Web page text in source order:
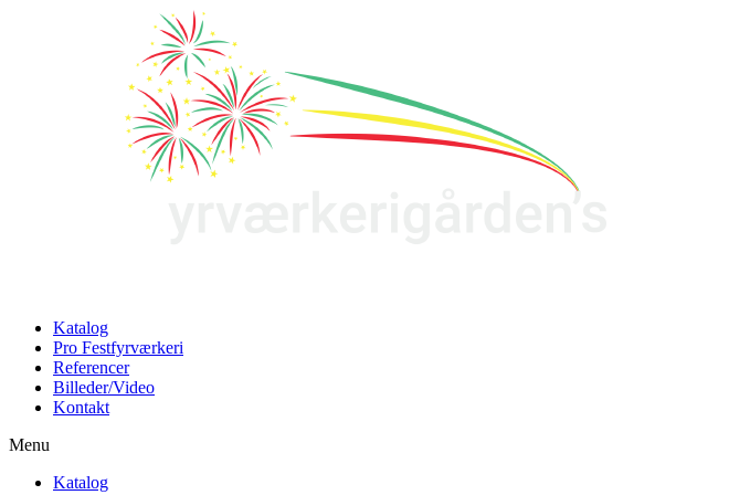
Katalog
Pro Festfyrværkeri
Referencer
Billeder/Video
Kontakt
Menu
Katalog